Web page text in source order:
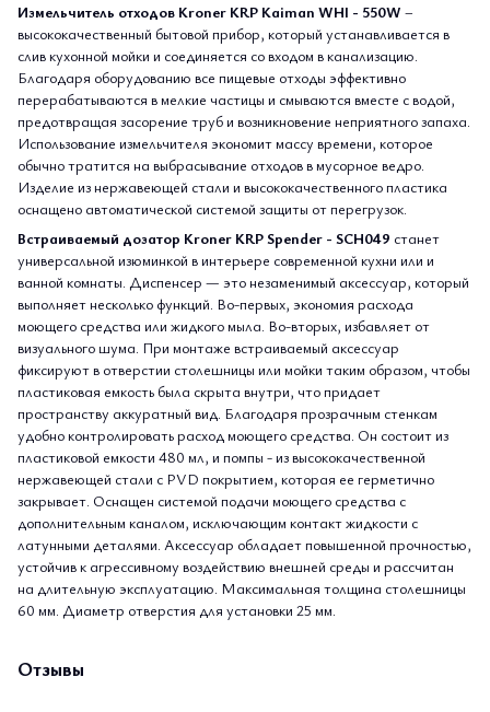
Измельчитель отходов Kroner KRP Kaiman WHI - 550W –
высококачественный бытовой прибор, который устанавливается в
слив кухонной мойки и соединяется со входом в канализацию.
Благодаря оборудованию все пищевые отходы эффективно
перерабатываются в мелкие частицы и смываются вместе с водой,
предотвращая засорение труб и возникновение неприятного запаха.
Использование измельчителя экономит массу времени, которое
обычно тратится на выбрасывание отходов в мусорное ведро.
Изделие из нержавеющей стали и высококачественного пластика
оснащено автоматической системой защиты от перегрузок.
Встраиваемый дозатор Kroner KRP Spender - SCH049 станет
универсальной изюминкой в интерьере современной кухни или и
ванной комнаты. Диспенсер — это незаменимый аксессуар, который
выполняет несколько функций. Во-первых, экономия расхода
моющего средства или жидкого мыла. Во-вторых, избавляет от
визуального шума. При монтаже встраиваемый аксессуар
фиксируют в отверстии столешницы или мойки таким образом, чтобы
пластиковая емкость была скрыта внутри, что придает
пространству аккуратный вид. Благодаря прозрачным стенкам
удобно контролировать расход моющего средства. Он состоит из
пластиковой емкости 480 мл, и помпы - из высококачественной
нержавеющей стали с PVD покрытием, которая ее герметично
закрывает. Оснащен системой подачи моющего средства с
дополнительным каналом, исключающим контакт жидкости с
латунными деталями. Аксессуар обладает повышенной прочностью,
устойчив к агрессивному воздействию внешней среды и рассчитан
на длительную эксплуатацию. Максимальная толщина столешницы
60 мм. Диаметр отверстия для установки 25 мм.
Отзывы